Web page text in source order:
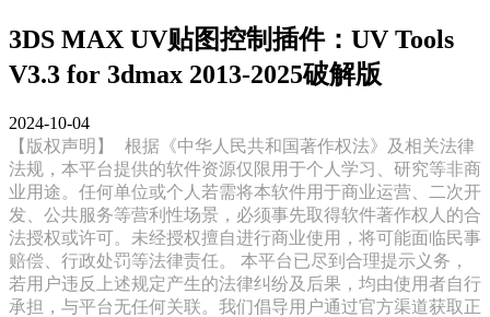
3DS MAX UV贴图控制插件：UV Tools
V3.3 for 3dmax 2013-2025破解版
2024-10-04
【版权声明】
根据《中华人民共和国著作权法》及相关法律
法规，本平台提供的软件资源仅限用于个人学习、研究等非商
业用途。任何单位或个人若需将本软件用于商业运营、二次开
发、公共服务等营利性场景，必须事先取得软件著作权人的合
法授权或许可。未经授权擅自进行商业使用，将可能面临民事
赔偿、行政处罚等法律责任。 本平台已尽到合理提示义务，
若用户违反上述规定产生的法律纠纷及后果，均由使用者自行
承担，与平台无任何关联。我们倡导用户通过官方渠道获取正